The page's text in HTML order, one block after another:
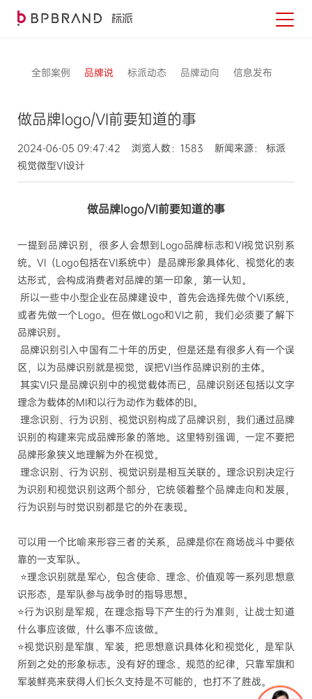
全部案例 品牌说 标派动态 品牌动向 信息发布
做品牌logo/VI前要知道的事
2024-06-05 09:47:42 浏览人数：1583 新闻来源： 标派
视觉微型VI设计
做品牌logo/VI前要知道的事
一提到品牌识别，很多人会想到Logo品牌标志和VI视觉识别系
统。VI （Logo包括在VI系统中）是品牌形象具体化、视觉化的表
达形式，会构成消费者对品牌的第一印象，第一认知。
所以一些中小型企业在品牌建设中，首先会选择先做个VI系统，
或者先做一个Logo。但在做Logo和VI之前，我们必须要了解下
品牌识别。
品牌识别引入中国有二十年的历史，但是还是有很多人有一个误
区，以为品牌识别就是视觉，误把VI当作品牌识别的主体。
其实VI只是品牌识别中的视觉载体而已，品牌识别还包括以文字
理念为载体的MI和以行为动作为载体的BI。
理念识别、行为识别、视觉识别构成了品牌识别，我们通过品牌
识别的构建来完成品牌形象的落地。这里特别强调，一定不要把
品牌形象狭义地理解为外在视觉。
理念识别、行为识别、视觉识别是相互关联的。理念识别决定行
为识别和视觉识别这两个部分，它统领着整个品牌走向和发展，
行为识别与时觉识别都是它的外在表现。
可以用一个比喻来形容三者的关系，品牌是你在商场战斗中要依
靠的一支军队。
⭐️理念识别就是军心，包含使命、理念、价值观等一系列思想意
识形态，是军队参与战争时的指导思想。
⭐行为识别是军规，在理念指导下产生的行为准则，让战士知道
什么事应该做，什么事不应该做。
⭐️视觉识别是军旗、军装，把思想意识具体化和视觉化，是军队
所到之处的形象标志。没有好的理念、规范的纪律，只靠军旗和
军装鲜亮来获得人们长久支持是不可能的，也打不了胜战。